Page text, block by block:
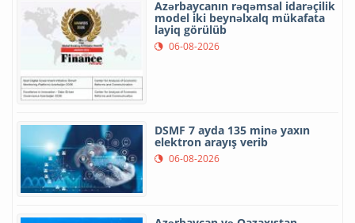
Azərbaycanın rəqəmsal idarəçilik
model iki beynəlxalq mükafata
layiq görülüb
06-08-2026
DSMF 7 ayda 135 minə yaxın
elektron arayış verib
06-08-2026